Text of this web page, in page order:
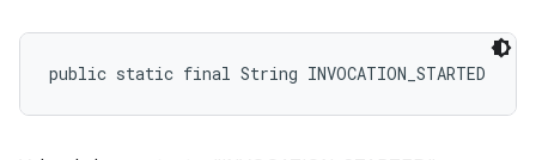
public static final String INVOCATION_STARTED